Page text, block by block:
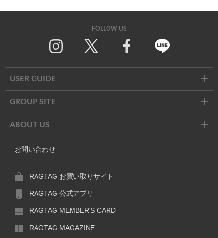
FOLLOW US
USER GUIDE
GROUP SITE
ABOUT US
お問い合わせ
RAGTAG お買い取りサイト
RAGTAG 公式アプリ
RAGTAG MEMBER'S CARD
RAGTAG MAGAZINE